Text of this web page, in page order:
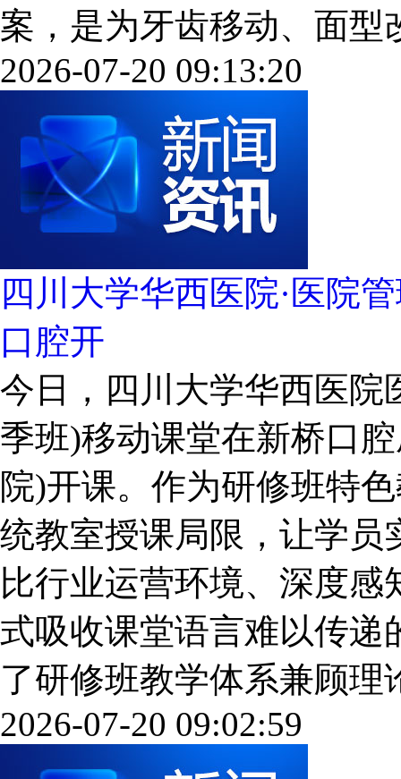
案，是为牙齿移动、面型
2026-07-20 09:13:20
四川大学华西医院·医院
口腔开
今日，四川大学华西医院
季班)移动课堂在新桥口
院)开课。作为研修班特
统教室授课局限，让学员
比行业运营环境、深度
式吸收课堂语言难以传递
了研修班教学体系兼顾理
2026-07-20 09:02:59